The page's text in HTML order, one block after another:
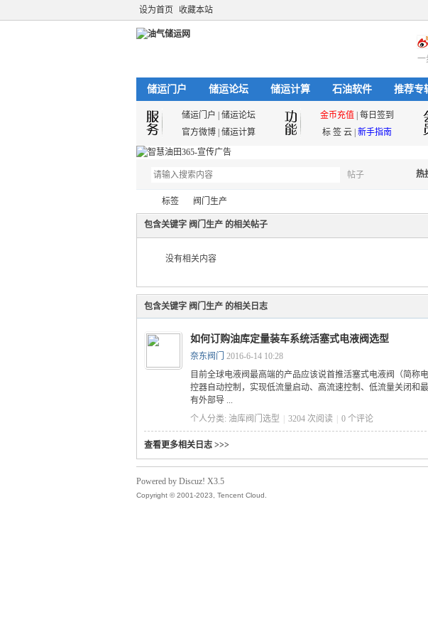
设为首页 收藏本站
一
储运门户 储运论坛 储运计算 石油软件 推荐专
储运门户 储运论坛 金币充值 每日签到
官方微博 储运计算 标 签 云 新手指南
帖子 热
标签
›
阀门生产
包含关键字 阀门生产 的相关帖子
没有相关内容
包含关键字 阀门生产 的相关日志
如何订购油库定量装车系统活塞式电液阀选型
奈东阀门
2016-6-14 10:28
目前全球电液阀最高端的产品应该说首推活塞式电液阀（简
控器自动控制，实现低流量启动、高流速控制、低流量关闭和
有外部导 ...
个人分类: 油库阀门选型 3204 次阅读 0 个评论
查看更多相关日志 >>>
Powered by Discuz! X3.5
Copyright © 2001-2023, Tencent Cloud.